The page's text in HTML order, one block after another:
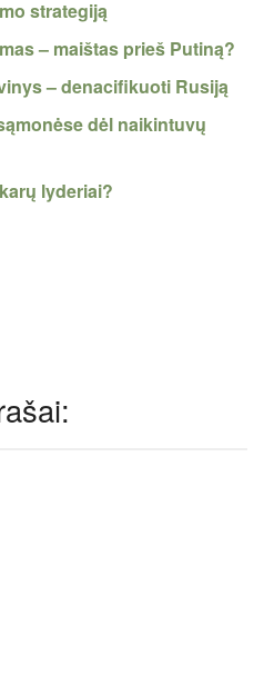
strategiją
– maištas prieš Putiną?
– denacifikuoti Rusiją
dėl naikintuvų
lyderiai?